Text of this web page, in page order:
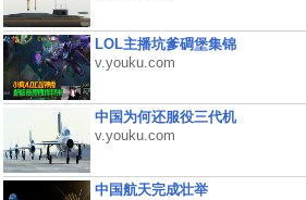
LOL主播坑爹碉堡集锦
v.youku.com
中国为何还服役三代机
v.youku.com
中国航天完成壮举